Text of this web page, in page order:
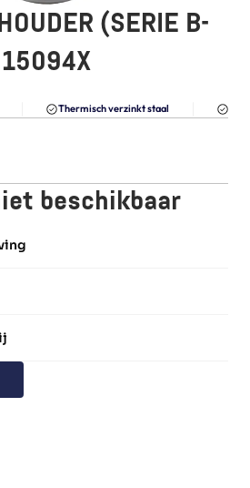
(SERIE B-
Thermisch verzinkt staal
beschikbaar